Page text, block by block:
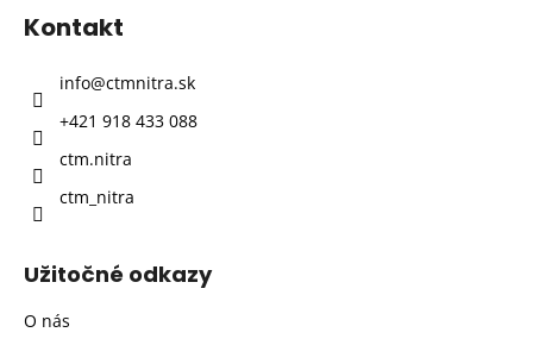
Kontakt
info@ctmnitra.sk
+421 918 433 088
ctm.nitra
ctm_nitra
Užitočné odkazy
O nás